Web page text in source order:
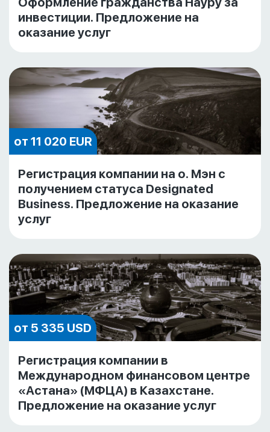
инвестиции. Предложение на
оказание услуг
от 11 020 EUR
Регистрация компании на о. Мэн с
получением статуса Designated
Business. Предложение на оказание
услуг
от 5 335 USD
Регистрация компании в
Международном финансовом центре
«Астана» (МФЦА) в Казахстане.
Предложение на оказание услуг